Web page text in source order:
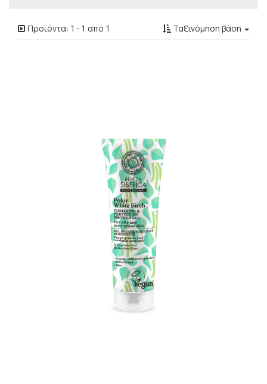
Προϊόντα: 1 - 1 από 1 Ταξινόμηση βάση